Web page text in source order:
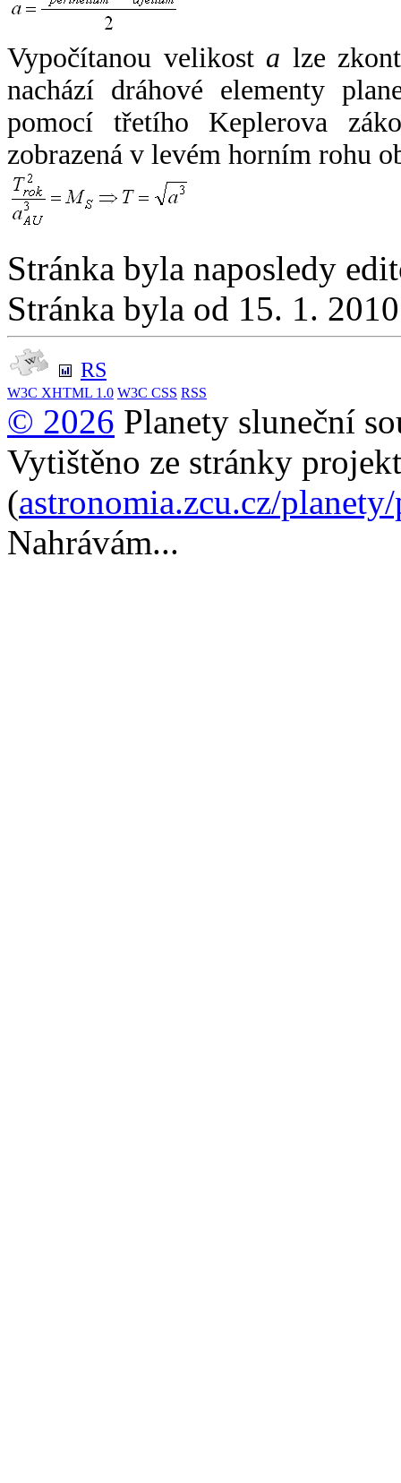
Vypočítanou velikost a lze
nachází dráhové elementy
pomocí třetího Keplerova
zobrazená v levém horním rohu
Stránka byla naposledy
Stránka byla od 15. 1.
RS
W3C XHTML 1.0 W3C CSS RSS
© 2026 Planety sluneční
Vytištěno ze stránky
(astronomia.zcu.cz/
Nahrávám...